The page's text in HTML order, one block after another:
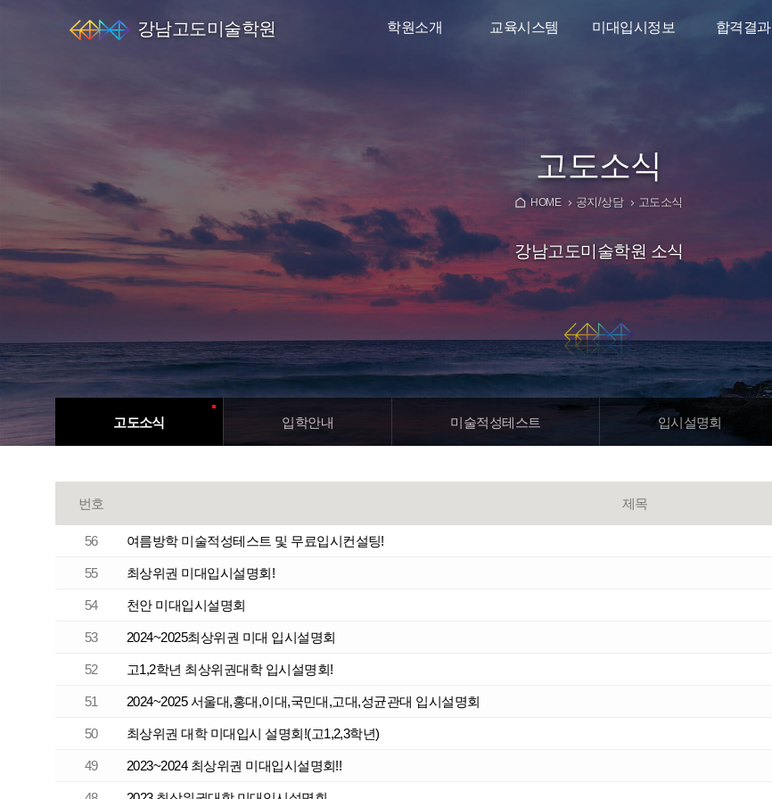
강남고도미술학원 학원소개
오시는길
교육시스템
고1 예비반
중학생특별반
미대입시정보 합격결과
고도소식
HOME 공지/상담 고도소식
강남고도미술학원 소식
고도소식 입학안내 미술적성테스트 입시설명회
번호 제목
56 여름방학 미술적성테스트 및 무료입시컨설팅!
55 최상위권 미대입시설명회!
54 천안 미대입시설명회
53 2024~2025최상위권 미대 입시설명회
52 고1,2학년 최상위권대학 입시설명회!
51 2024~2025 서울대,홍대,이대,국민대,고대,성균관대 입시설명회
50 최상위권 대학 미대입시 설명회!(고1,2,3학년)
49 2023~2024 최상위권 미대입시설명회!!